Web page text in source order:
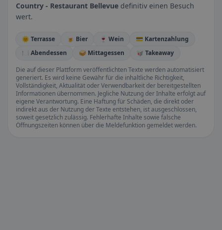
Country - Restaurant Bellevue definitiv einen Besuch
wert.
🌞 Terrasse 🍺 Bier 🍷 Wein
💳 Kartenzahlung
🍽️ Abendessen
🥪 Mittagessen
🥡 Takeaway
Die auf dieser Plattform veröffentlichten Texte werden automatisiert
generiert. Es wird keine Gewähr für die inhaltliche Richtigkeit,
Vollständigkeit, Aktualität oder Verwendbarkeit der bereitgestellten
Informationen übernommen. Jegliche Nutzung der Inhalte erfolgt auf
eigene Verantwortung. Eine Haftung für Schäden, die direkt oder
indirekt aus der Nutzung der Texte entstehen, ist ausgeschlossen,
soweit gesetzlich zulässig. Fehlerhafte Inhalte sowie falsche
Öffnungszeiten können über die Meldefunktion gemeldet werden.